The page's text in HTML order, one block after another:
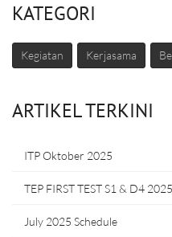
KATEGORI
Kegiatan Kerjasama
ARTIKEL TERKINI
ITP Oktober 2025
TEP FIRST TEST S1 & D4 2025
July 2025 Schedule